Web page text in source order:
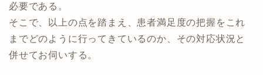
必要である。
そこで、以上の点を踏まえ、患者満足度の把握をこれ
までどのように行ってきているのか、その対応状況と
併せてお伺いする。